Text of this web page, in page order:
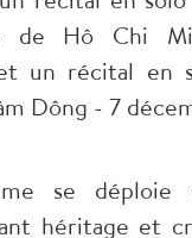
de Hô Chi
un récital en
Dông - 7
se déploie
héritage et